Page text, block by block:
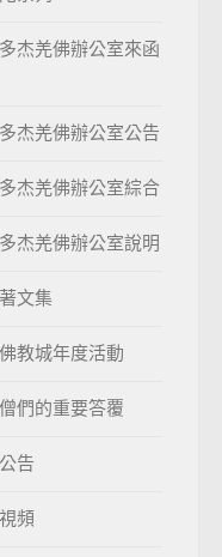
杰羌佛辦公室來函
杰羌佛辦公室公告
杰羌佛辦公室綜合
杰羌佛辦公室說明
文集
教城年度活動
們的重要答覆
告
頻